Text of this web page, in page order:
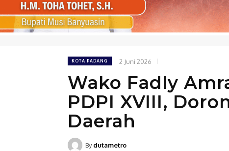
KOTA PADANG 2 Juni 2026
Wako Fadly
PDPI XVIII,
Daerah
By dutametro